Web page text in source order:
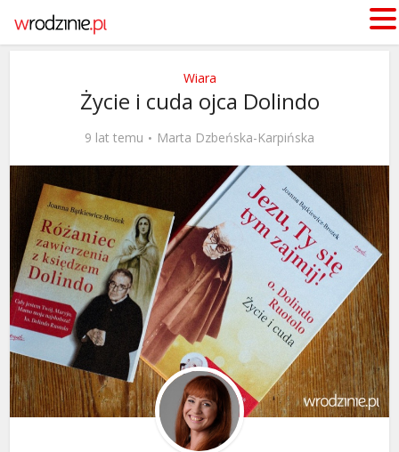
Wiara
Życie i cuda ojca Dolindo
9 lat temu Marta Dzbeńska-Karpińska